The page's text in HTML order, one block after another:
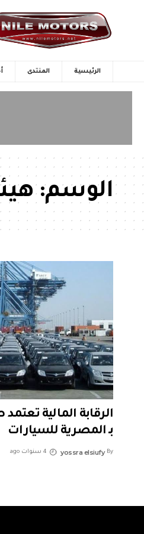
الرئيسية المنتدى
الوسم:
الرقابة المالية
بـ المصرية للسيارات
By
yossra elsiufy 4 سنوات ago